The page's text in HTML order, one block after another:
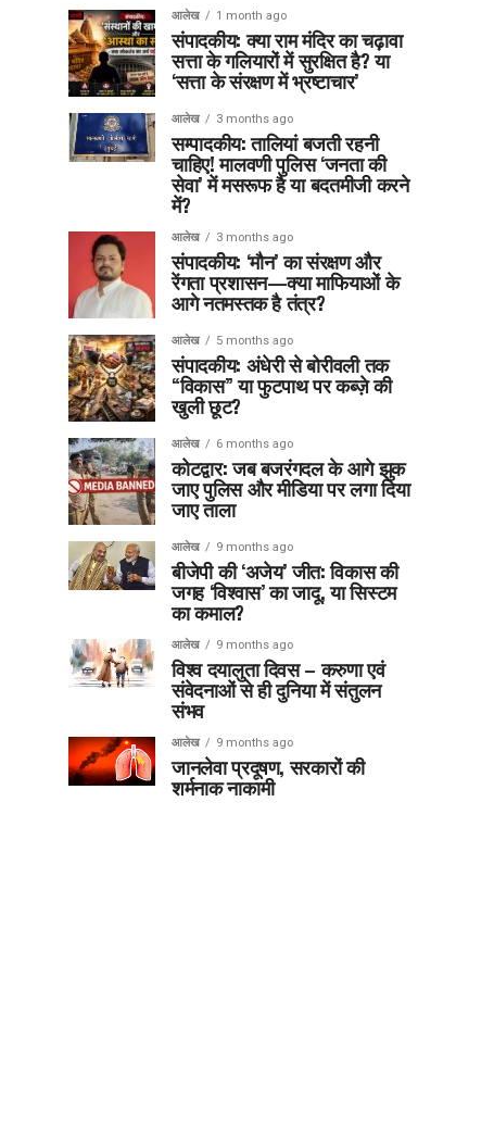
आलेख 1 month ago
संपादकीय: क्या राम मंदिर का चढ़ावा
सत्ता के गलियारों में सुरक्षित है? या
‘सत्ता के संरक्षण में भ्रष्टाचार’
आलेख 3 months ago
सम्पादकीय: तालियां बजती रहनी
चाहिए! मालवणी पुलिस ‘जनता की
सेवा’ में मसरूफ है या बदतमीजी करने
में?
आलेख 3 months ago
संपादकीय: ‘मौन’ का संरक्षण और
रेंगता प्रशासन—क्या माफियाओं के
आगे नतमस्तक है तंत्र?
आलेख 5 months ago
संपादकीय: अंधेरी से बोरीवली तक
“विकास” या फुटपाथ पर कब्ज़े की
खुली छूट?
आलेख 6 months ago
कोटद्वार: जब बजरंगदल के आगे झुक
जाए पुलिस और मीडिया पर लगा दिया
जाए ताला
आलेख 9 months ago
बीजेपी की ‘अजेय’ जीत: विकास की
जगह ‘विश्वास’ का जादू, या सिस्टम
का कमाल?
आलेख 9 months ago
विश्व दयालुता दिवस – करुणा एवं
संवेदनाओं से ही दुनिया में संतुलन
संभव
आलेख 9 months ago
जानलेवा प्रदूषण, सरकारों की
शर्मनाक नाकामी